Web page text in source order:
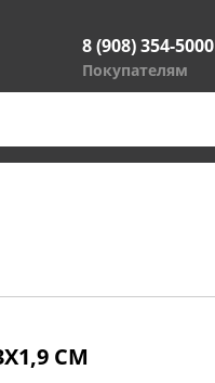
8 (908) 354-5000
Покупателям
СМ